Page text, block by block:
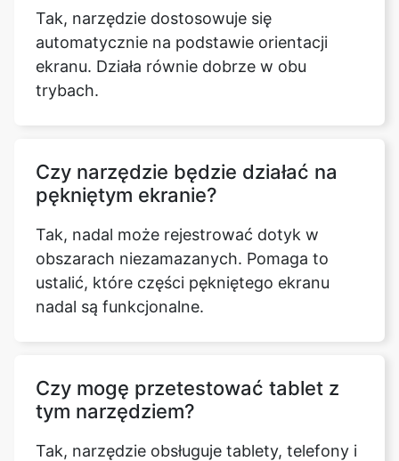
Tak, narzędzie dostosowuje się
automatycznie na podstawie orientacji
ekranu. Działa równie dobrze w obu
trybach.
Czy narzędzie będzie działać na
pękniętym ekranie?
Tak, nadal może rejestrować dotyk w
obszarach niezamazanych. Pomaga to
ustalić, które części pękniętego ekranu
nadal są funkcjonalne.
Czy mogę przetestować tablet z
tym narzędziem?
Tak, narzędzie obsługuje tablety, telefony i